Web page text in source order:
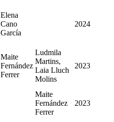
Elena
Cano
García
2024
Maite
Fernández
Ferrer
Ludmila
Martins,
Laia Lluch
Molins
2023
Maite
Fernández
Ferrer
2023